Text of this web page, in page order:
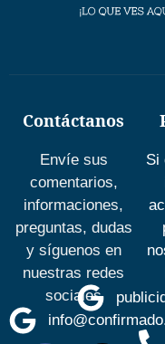
Contáctanos
Envíe sus
comentarios,
informaciones,
preguntas, dudas
y síguenos en
nuestras redes
sociales
Si